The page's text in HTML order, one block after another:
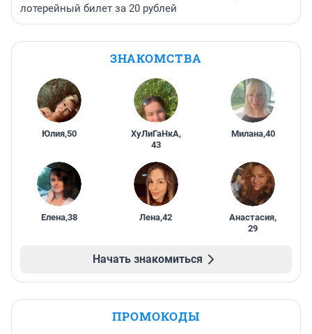
лотерейный билет за 20 рублей
ЗНАКОМСТВА
Юлия,50 ХуЛиГаНкА,
43
Милана,40
Елена,38 Лена,42 Анастасия,
29
Начать знакомиться
ПРОМОКОДЫ